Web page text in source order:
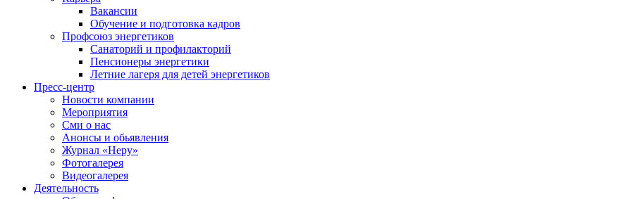
Вакансии
Обучение и подготовка кадров
Профсоюз энергетиков
Санаторий и профилакторий
Пенсионеры энергетики
Летние лагеря для детей энергетиков
Пресс-центр
Новости компании
Мероприятия
Сми о нас
Анонсы и обьявления
Журнал «Неру»
Фотогалерея
Видеогалерея
Деятельность